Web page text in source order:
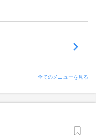
全てのメニューを見る